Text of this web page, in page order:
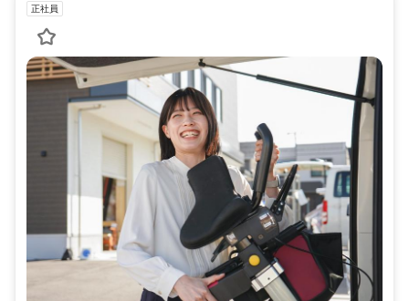
正社員